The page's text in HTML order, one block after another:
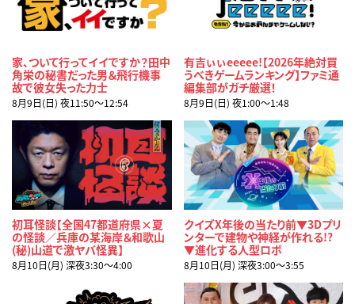
家、ついて行ってイイですか？田中
角栄の秘書だった男＆飛行機事
故で彼女失った力士
8月9日(日) 夜11:50〜12:54
有吉ぃぃeeeee!【2026年絶対買
うべきゲームランキング】ファミ通
編集部がガチ厳選！
8月9日(日) 夜1:00〜1:48
初耳怪談【全国47都道府県×夏
の怪談／兵庫の某海岸＆和歌山
(秘)山道で激ヤバ怪異】
8月10日(月) 深夜3:30〜4:00
クイズX年後の当たり前▼3Dプリ
ンターで建物や神経が作れる!?
▼進化する人型ロボ
8月10日(月) 深夜3:00〜3:55